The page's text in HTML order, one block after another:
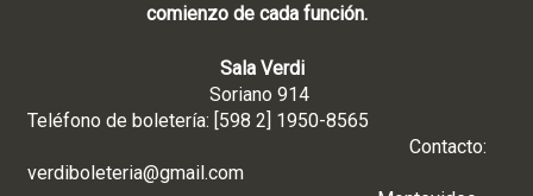
comienzo de cada función.
Sala Verdi
Soriano 914
Teléfono de boletería: [598 2] 1950-8565
Contacto:
verdiboleteria@gmail.com